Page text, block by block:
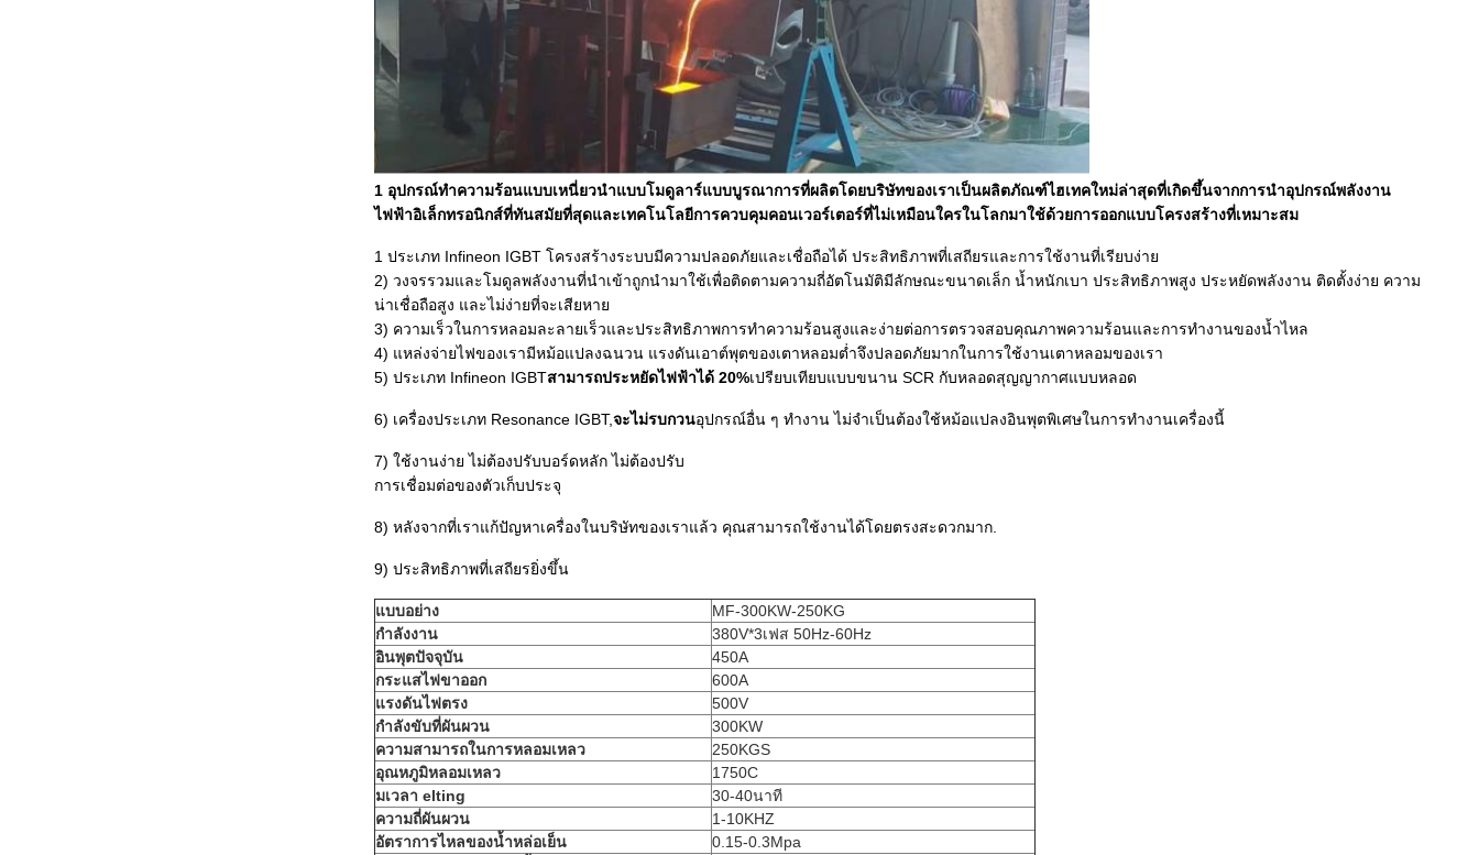
1 อุปกรณ์ทำความร้อนแบบเหนี่ยวนำแบบโมดูลาร์แบบบูรณาการที่ผลิตโดยบริษัทของเราเป็นผลิตภัณฑ์ไฮเทคใหม่ล่าสุดที่เกิดขึ้นจากการนำอุปกรณ์พลังงาน
ไฟฟ้าอิเล็กทรอนิกส์ที่ทันสมัยที่สุดและเทคโนโลยีการควบคุมคอนเวอร์เตอร์ที่ไม่เหมือนใครในโลกมาใช้ด้วยการออกแบบโครงสร้างที่เหมาะสม
1 ประเภท Infineon IGBT โครงสร้างระบบมีความปลอดภัยและเชื่อถือได้ ประสิทธิภาพที่เสถียรและการใช้งานที่เรียบง่าย
2) วงจรรวมและโมดูลพลังงานที่นำเข้าถูกนำมาใช้เพื่อติดตามความถี่อัตโนมัติมีลักษณะขนาดเล็ก น้ำหนักเบา ประสิทธิภาพสูง ประหยัดพลังงาน ติดตั้งง่าย ความ
น่าเชื่อถือสูง และไม่ง่ายที่จะเสียหาย
3) ความเร็วในการหลอมละลายเร็วและประสิทธิภาพการทำความร้อนสูงและง่ายต่อการตรวจสอบคุณภาพความร้อนและการทำงานของน้ำไหล
4) แหล่งจ่ายไฟของเรามีหม้อแปลงฉนวน แรงดันเอาต์พุตของเตาหลอมต่ำจึงปลอดภัยมากในการใช้งานเตาหลอมของเรา
5) ประเภท Infineon IGBTสามารถประหยัดไฟฟ้าได้ 20%เปรียบเทียบแบบขนาน SCR กับหลอดสุญญากาศแบบหลอด
6) เครื่องประเภท Resonance IGBT,จะไม่รบกวนอุปกรณ์อื่น ๆ ทำงาน ไม่จำเป็นต้องใช้หม้อแปลงอินพุตพิเศษในการทำงานเครื่องนี้
7) ใช้งานง่าย ไม่ต้องปรับบอร์ดหลัก ไม่ต้องปรับ
การเชื่อมต่อของตัวเก็บประจุ
8) หลังจากที่เราแก้ปัญหาเครื่องในบริษัทของเราแล้ว คุณสามารถใช้งานได้โดยตรงสะดวกมาก.
9) ประสิทธิภาพที่เสถียรยิ่งขึ้น
แบบอย่าง
MF-300KW-250KG
กำลังงาน
380V*3เฟส 50Hz-60Hz
อินพุตปัจจุบัน
450A
กระแสไฟขาออก
600A
แรงดันไฟตรง
500V
กำลังขับที่ผันผวน
300KW
ความสามารถในการหลอมเหลว
250KGS
อุณหภูมิหลอมเหลว
1750C
มเวลา elting
30-40นาที
ความถี่ผันผวน
1-10KHZ
อัตราการไหลของน้ำหล่อเย็น
0.15-0.3Mpa